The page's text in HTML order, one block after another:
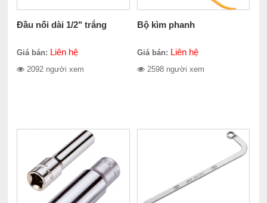
Đầu nối dài 1/2" trắng
Giá bán: Liên hệ
2092 người xem
Bộ kìm phanh
Giá bán: Liên hệ
2598 người xem